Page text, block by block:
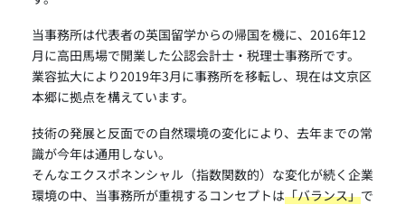
当事務所は代表者の英国留学からの帰国を機に、2016年12
月に高田馬場で開業した公認会計士・税理士事務所です。
業容拡大により2019年3月に事務所を移転し、現在は文京区
本郷に拠点を構えています。
技術の発展と反面での自然環境の変化により、去年までの常
識が今年は通用しない。
そんなエクスポネンシャル（指数関数的）な変化が続く企業
環境の中、当事務所が重視するコンセプトは「バランス」で